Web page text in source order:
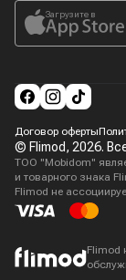
Загрузите в
Договор оферты
© Flimod, 2026.
ТОО "Mobidom"
и товарного знака
Flimod не
Flimod